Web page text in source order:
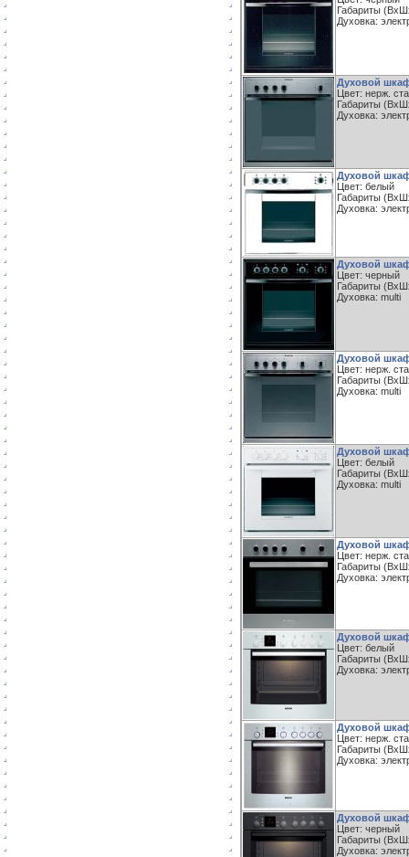
Габариты
Духовка:
Духовой шкаф
Цвет: нерж.
Габариты
Духовка:
Духовой шкаф
Цвет: белый
Габариты
Духовка:
Духовой
Цвет: черный
Габариты
Духовка: multi
Духовой шкаф
Цвет: нерж.
Габариты
Духовка: multi
Духовой шкаф
Цвет: белый
Габариты
Духовка: multi
Духовой шкаф
Цвет: нерж.
Габариты
Духовка:
Духовой шкаф
Цвет: белый
Габариты
Духовка:
Духовой шкаф
Цвет: нерж.
Габариты
Духовка:
Духовой шкаф
Цвет: черный
Габариты
Духовка: